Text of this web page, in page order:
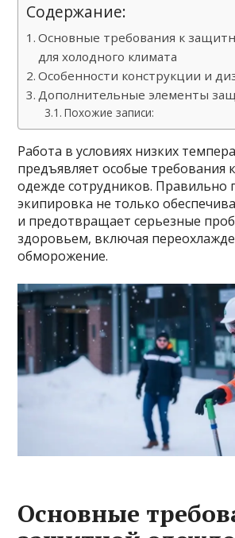
Содержание:
Основные требования к
для холодного климата
Особенности конструкции и
Дополнительные элементы
Похожие записи:
Работа в условиях низких
предъявляет особые требования
одежде сотрудников. Правильно
экипировка не только
и предотвращает серьезные
здоровьем, включая
обморожение.
Основные